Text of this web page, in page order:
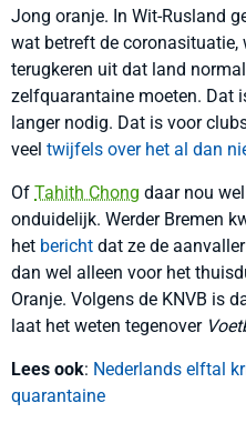
Jong oranje. In Wit-Rusland
wat betreft de coronasituatie,
terugkeren uit dat land
zelfquarantaine moeten. Dat
langer nodig. Dat is voor
veel twijfels over het al dan
Of Tahith Chong daar nou
onduidelijk. Werder Bremen
het bericht dat ze de
dan wel alleen voor het
Oranje. Volgens de KNVB is
laat het weten tegenover
Lees ook: Nederlands elftal
quarantaine